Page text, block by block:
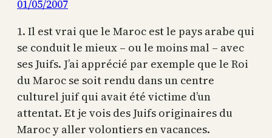
01/05/2007
1. Il est vrai que le Maroc est le pays arabe qui
se conduit le mieux – ou le moins mal – avec
ses Juifs. J’ai apprécié par exemple que le Roi
du Maroc se soit rendu dans un centre
culturel juif qui avait été victime d’un
attentat. Et je vois des Juifs originaires du
Maroc y aller volontiers en vacances.